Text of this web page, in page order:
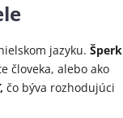
jazyku. Šperk
človeka, alebo ako
čo býva rozhodujúci